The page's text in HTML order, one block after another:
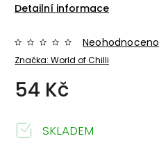
Detailní informace
Značka: World of Chilli
Neohodnoceno
54 Kč
SKLADEM